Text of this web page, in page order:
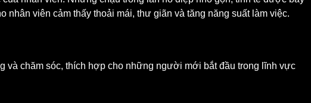
nhân viên cảm thấy thoải mái, thư giãn và tăng năng suất làm việc.
và chăm sóc, thích hợp cho những người mới bắt đầu trong lĩnh vực